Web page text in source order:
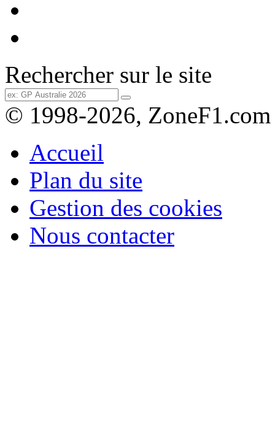
Rechercher sur le site
© 1998-2026, ZoneF1.com
Accueil
Plan du site
Gestion des cookies
Nous contacter